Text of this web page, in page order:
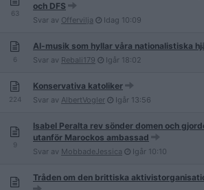
63
och DFS
Svar av Offervilja Idag 10:09
6
AI-musik som hyllar våra nationalistiska
Svar av Rebali179 Igår 18:02
224
Konservativa katoliker
Svar av AlbertVogler Igår 13:56
9
Isabel Peralta rev sönder domen och
utanför Marockos ambassad
Svar av MobbadeJessica Igår 10:10
Tråden om den brittiska